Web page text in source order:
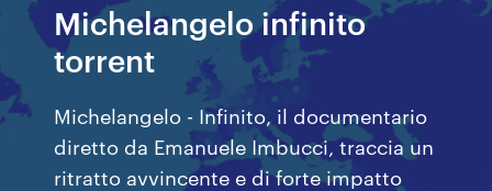
Michelangelo infinito
torrent
Michelangelo - Infinito, il documentario
diretto da Emanuele Imbucci, traccia un
ritratto avvincente e di forte impatto